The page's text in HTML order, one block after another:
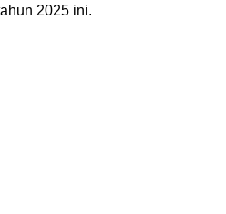
2025 ini.